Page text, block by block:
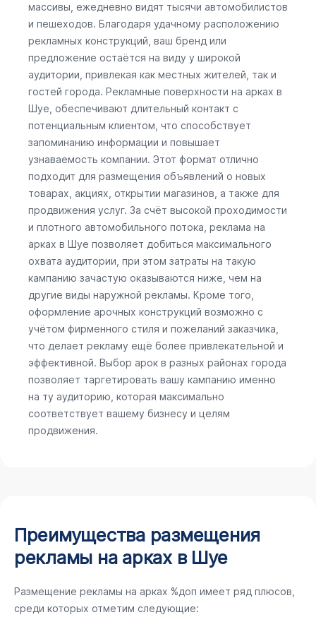
массивы, ежедневно видят тысячи автомобилистов
и пешеходов. Благодаря удачному расположению
рекламных конструкций, ваш бренд или
предложение остаётся на виду у широкой
аудитории, привлекая как местных жителей, так и
гостей города. Рекламные поверхности на арках в
Шуе, обеспечивают длительный контакт с
потенциальным клиентом, что способствует
запоминанию информации и повышает
узнаваемость компании. Этот формат отлично
подходит для размещения объявлений о новых
товарах, акциях, открытии магазинов, а также для
продвижения услуг. За счёт высокой проходимости
и плотного автомобильного потока, реклама на
арках в Шуе позволяет добиться максимального
охвата аудитории, при этом затраты на такую
кампанию зачастую оказываются ниже, чем на
другие виды наружной рекламы. Кроме того,
оформление арочных конструкций возможно с
учётом фирменного стиля и пожеланий заказчика,
что делает рекламу ещё более привлекательной и
эффективной. Выбор арок в разных районах города
позволяет таргетировать вашу кампанию именно
на ту аудиторию, которая максимально
соответствует вашему бизнесу и целям
продвижения.
Преимущества размещения
рекламы на арках в Шуе
Размещение рекламы на арках %доп имеет ряд плюсов,
среди которых отметим следующие: